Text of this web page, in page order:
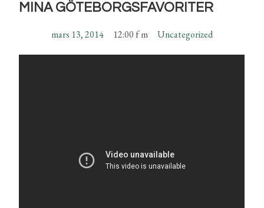
MINA GÖTEBORGSFAVORITER
mars 13, 2014 12:00 f m Uncategorized